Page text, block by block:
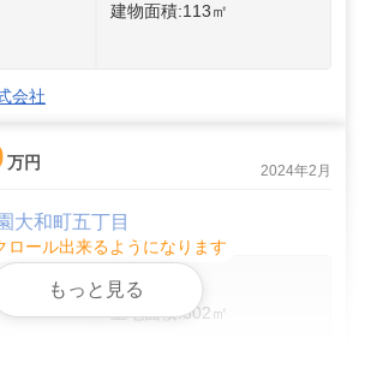
建物面積:113㎡
会社
万円 2024年2月
大和町五丁目
築年数:
土地面積:302㎡
ロール出来るようになります
もっと見る